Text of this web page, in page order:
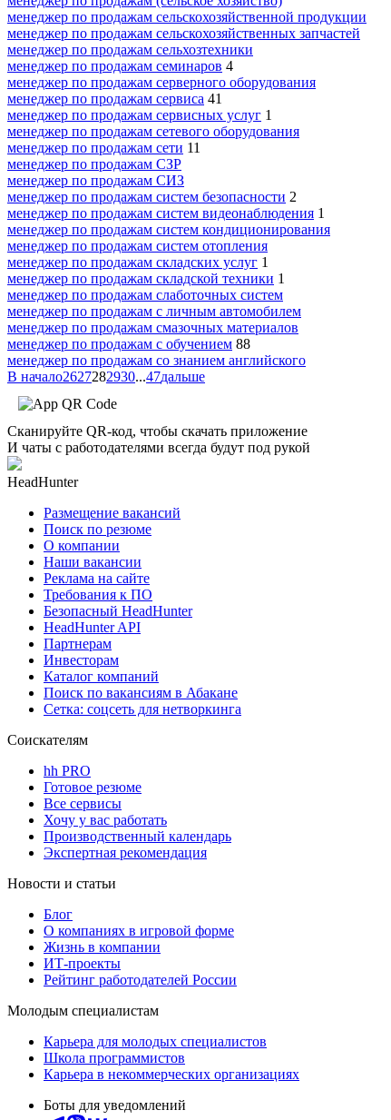
менеджер по продажам сельскохозяйственной продукции
менеджер по продажам сельскохозяйственных запчастей
менеджер по продажам сельхозтехники
менеджер по продажам семинаров 4
менеджер по продажам серверного оборудования
менеджер по продажам сервиса 41
менеджер по продажам сервисных услуг 1
менеджер по продажам сетевого оборудования
менеджер по продажам сети 11
менеджер по продажам СЗР
менеджер по продажам СИЗ
менеджер по продажам систем безопасности 2
менеджер по продажам систем видеонаблюдения 1
менеджер по продажам систем кондиционирования
менеджер по продажам систем отопления
менеджер по продажам складских услуг 1
менеджер по продажам складской техники 1
менеджер по продажам слаботочных систем
менеджер по продажам с личным автомобилем
менеджер по продажам смазочных материалов
менеджер по продажам с обучением 88
менеджер по продажам со знанием английского
В начало2627282930...47дальше
Сканируйте QR-код, чтобы скачать приложение
И чаты с работодателями всегда будут под рукой
HeadHunter
Размещение вакансий
Поиск по резюме
О компании
Наши вакансии
Реклама на сайте
Требования к ПО
Безопасный HeadHunter
HeadHunter API
Партнерам
Инвесторам
Каталог компаний
Поиск по вакансиям в Абакане
Сетка: соцсеть для нетворкинга
Соискателям
hh PRO
Готовое резюме
Все сервисы
Хочу у вас работать
Производственный календарь
Экспертная рекомендация
Новости и статьи
Блог
О компаниях в игровой форме
Жизнь в компании
ИТ-проекты
Рейтинг работодателей России
Молодым специалистам
Карьера для молодых специалистов
Школа программистов
Карьера в некоммерческих организациях
Боты для уведомлений